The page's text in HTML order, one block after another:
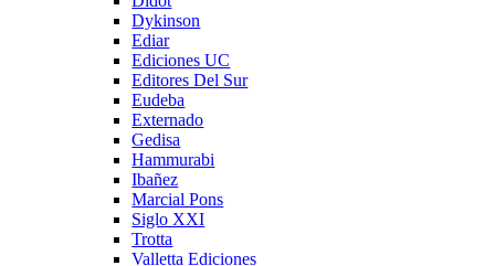
Dykinson
Ediar
Ediciones UC
Editores Del Sur
Eudeba
Externado
Gedisa
Hammurabi
Ibañez
Marcial Pons
Siglo XXI
Trotta
Valletta Ediciones